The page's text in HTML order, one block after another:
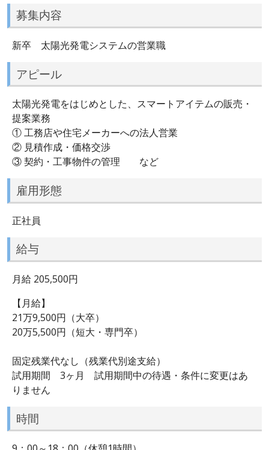
募集内容
新卒 太陽光発電システムの営業職
アピール
太陽光発電をはじめとした、スマートアイテムの販売・
提案業務
① 工務店や住宅メーカーへの法人営業
② 見積作成・価格交渉
③ 契約・工事物件の管理 など
雇用形態
正社員
給与
月給 205,500円
【月給】
21万9,500円（大卒）
20万5,500円（短大・専門卒）
固定残業代なし（残業代別途支給）
試用期間 3ヶ月 試用期間中の待遇・条件に変更はあ
りません
時間